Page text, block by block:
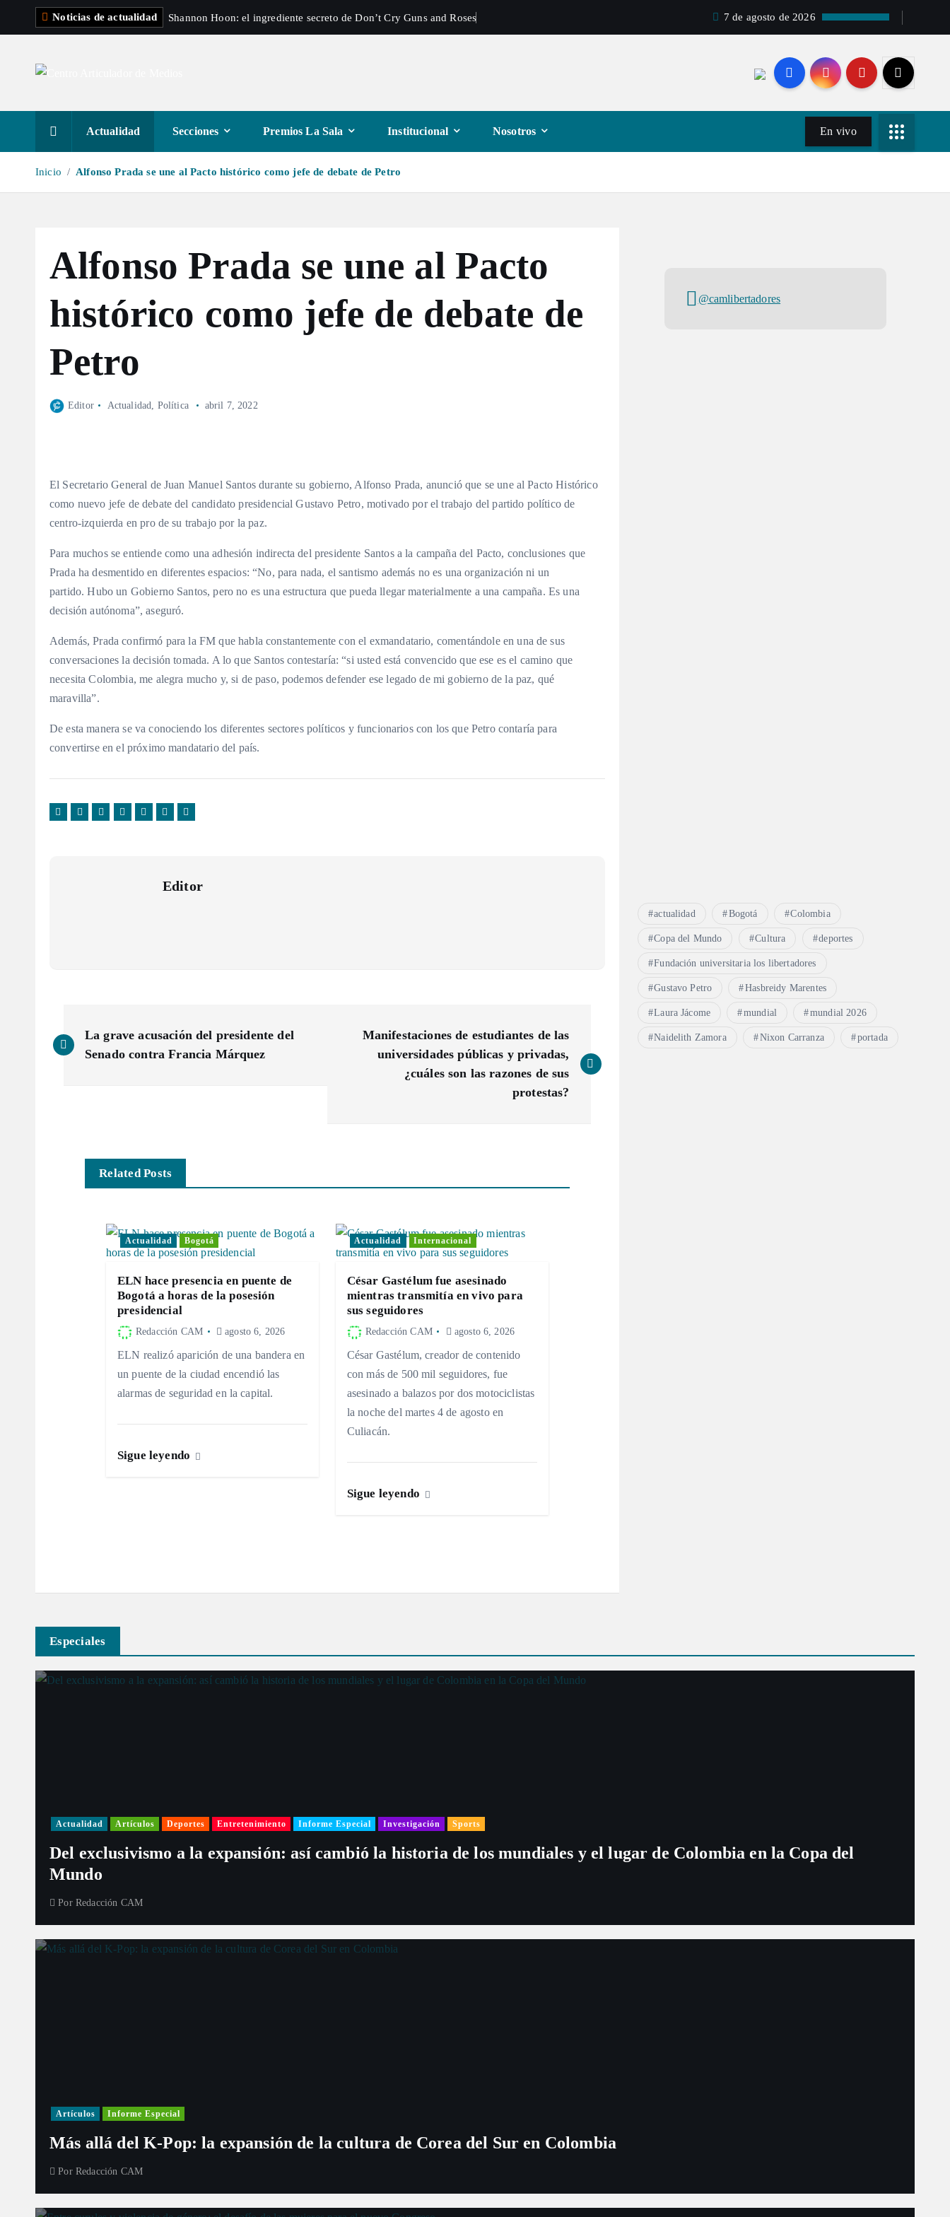
Noticias de actualidad Shannon Hoon: el ingrediente secreto de Don’t Cry Guns and Roses 7 de agosto de 2026
Actualidad Secciones Premios La Sala Institucional Nosotros En vivo
Inicio Alfonso Prada se une al Pacto histórico como jefe de debate de Petro
Alfonso Prada se une al Pacto
histórico como jefe de debate de
Petro
Editor Actualidad, Política abril 7, 2022
El Secretario General de Juan Manuel Santos durante su gobierno, Alfonso Prada, anunció que se une al Pacto Histórico
como nuevo jefe de debate del candidato presidencial Gustavo Petro, motivado por el trabajo del partido político de
centro-izquierda en pro de su trabajo por la paz.
Para muchos se entiende como una adhesión indirecta del presidente Santos a la campaña del Pacto, conclusiones que
Prada ha desmentido en diferentes espacios: “No, para nada, el santismo además no es una organización ni un
partido. Hubo un Gobierno Santos, pero no es una estructura que pueda llegar materialmente a una campaña. Es una
decisión autónoma”, aseguró.
Además, Prada confirmó para la FM que habla constantemente con el exmandatario, comentándole en una de sus
conversaciones la decisión tomada. A lo que Santos contestaría: “si usted está convencido que ese es el camino que
necesita Colombia, me alegra mucho y, si de paso, podemos defender ese legado de mi gobierno de la paz, qué
maravilla”.
De esta manera se va conociendo los diferentes sectores políticos y funcionarios con los que Petro contaría para
convertirse en el próximo mandatario del país.
Editor
a
r
a
La grave acusación del presidente del
Senado contra Francia Márquez
Manifestaciones de estudiantes de las
universidades públicas y privadas,
¿cuáles son las razones de sus
protestas?
Related Posts
Actualidad Bogotá
ELN hace presencia en puente de
Bogotá a horas de la posesión
presidencial
Redacción CAM agosto 6, 2026
ELN realizó aparición de una bandera en
un puente de la ciudad encendió las
alarmas de seguridad en la capital.
Sigue leyendo
Actualidad Internacional
César Gastélum fue asesinado
mientras transmitía en vivo para
sus seguidores
Redacción CAM agosto 6, 2026
César Gastélum, creador de contenido
con más de 500 mil seguidores, fue
asesinado a balazos por dos motociclistas
la noche del martes 4 de agosto en
Culiacán.
Sigue leyendo
@camlibertadores
actualidad Bogotá Colombia
Copa del Mundo Cultura deportes
Fundación universitaria los libertadores
Gustavo Petro Hasbreidy Marentes
Laura Jácome mundial mundial 2026
Naidelith Zamora Nixon Carranza portada
Especiales
Actualidad Artículos Deportes Entretenimiento Informe Especial Investigación Sports
Del exclusivismo a la expansión: así cambió la historia de los mundiales y el lugar de Colombia en la Copa del
Mundo
Por Redacción CAM
Artículos Informe Especial
Más allá del K-Pop: la expansión de la cultura de Corea del Sur en Colombia
Por Redacción CAM